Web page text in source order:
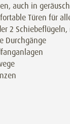
auch in
Türen für
2
Durchgänge